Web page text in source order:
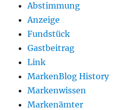
Abstimmung
Anzeige
Fundstück
Gastbeitrag
Link
MarkenBlog History
Markenwissen
Markenämter